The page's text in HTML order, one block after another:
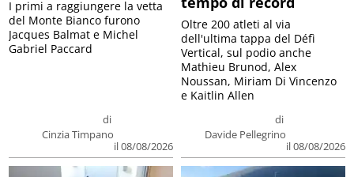
di
Cinzia Timpano
il 08/08/2026
I primi a raggiungere la vetta
del Monte Bianco furono
Jacques Balmat e Michel
Gabriel Paccard
di
Davide Pellegrino
il 08/08/2026
Oltre 200 atleti al via
dell'ultima tappa del Défì
Vertical, sul podio anche
Mathieu Brunod, Alex
Noussan, Miriam Di Vincenzo
e Kaitlin Allen